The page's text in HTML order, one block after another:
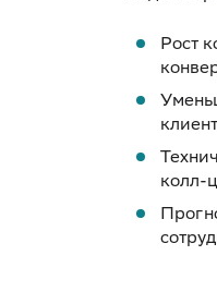
Рост
колл-